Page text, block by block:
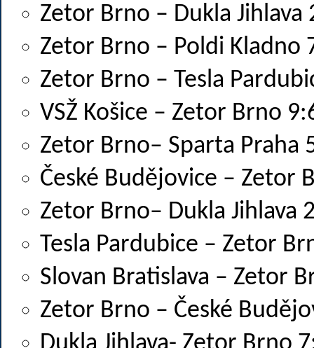
Zetor Brno – Dukla Jihlava
Zetor Brno – Poldi Kladno
Zetor Brno – Tesla
VSŽ Košice – Zetor Brno
Zetor Brno– Sparta Praha
České Budějovice – Zetor
Zetor Brno– Dukla Jihlava
Tesla Pardubice – Zetor
Slovan Bratislava – Zetor
Zetor Brno – České